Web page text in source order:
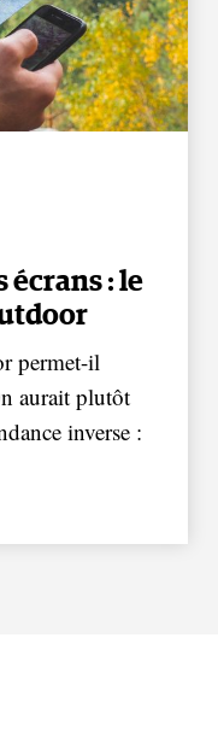
écrans : le
permet-il
aurait plutôt
inverse :